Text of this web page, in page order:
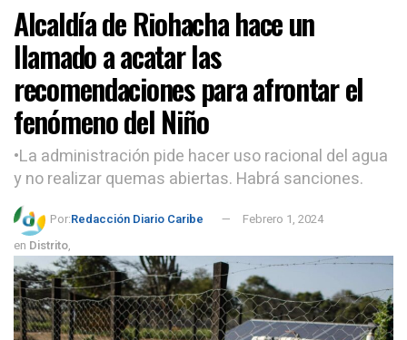
Alcaldía de Riohacha hace un
llamado a acatar las
recomendaciones para afrontar el
fenómeno del Niño
•La administración pide hacer uso racional del agua
y no realizar quemas abiertas. Habrá sanciones.
Por:Redacción Diario Caribe
Febrero 1, 2024
en Distrito,